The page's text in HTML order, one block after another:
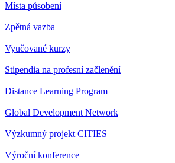
Místa působení
Zpětná vazba
Vyučované kurzy
Stipendia na profesní začlenění
Distance Learning Program
Global Development Network
Výzkumný projekt CITIES
Výroční konference